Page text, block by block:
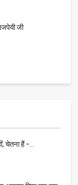
जी
चेतना हैं –…